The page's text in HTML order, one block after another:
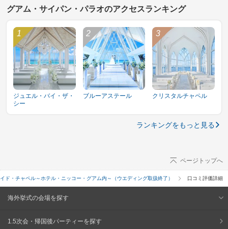
グアム・サイパン・パラオのアクセスランキング
ジュエル・バイ・ザ・
シー
ブルーアステール クリスタルチャペル
ランキングをもっと見る
ページトップへ
ド・チャペル～ホテル・ニッコー・グアム内～（ウエディング取扱終了） 口コミ評価詳細
海外挙式の会場を探す
1.5次会・帰国後パーティーを探す